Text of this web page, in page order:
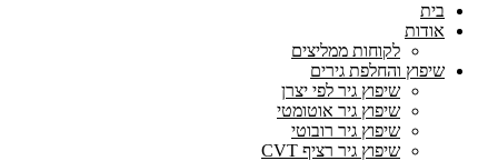
בית
אודות
לקוחות ממליצים
שיפוץ והחלפת גירים
שיפוץ גיר לפי יצרן
שיפוץ גיר אוטומטי
שיפוץ גיר רובוטי
שיפוץ גיר רציף CVT